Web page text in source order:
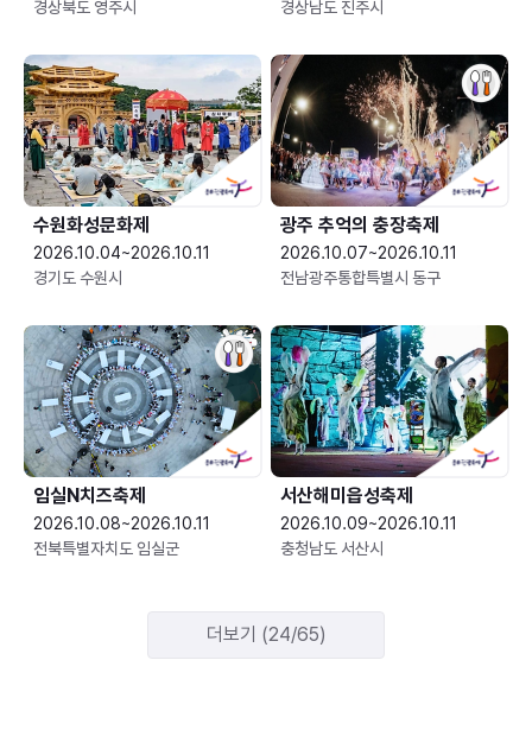
경상북도 영주시
경상남도 진주시
수원화성문화제
2026.10.04~2026.10.11
경기도 수원시
광주 추억의 충장축제
2026.10.07~2026.10.11
전남광주통합특별시 동구
임실N치즈축제
2026.10.08~2026.10.11
전북특별자치도 임실군
서산해미읍성축제
2026.10.09~2026.10.11
충청남도 서산시
더보기 (24/65)